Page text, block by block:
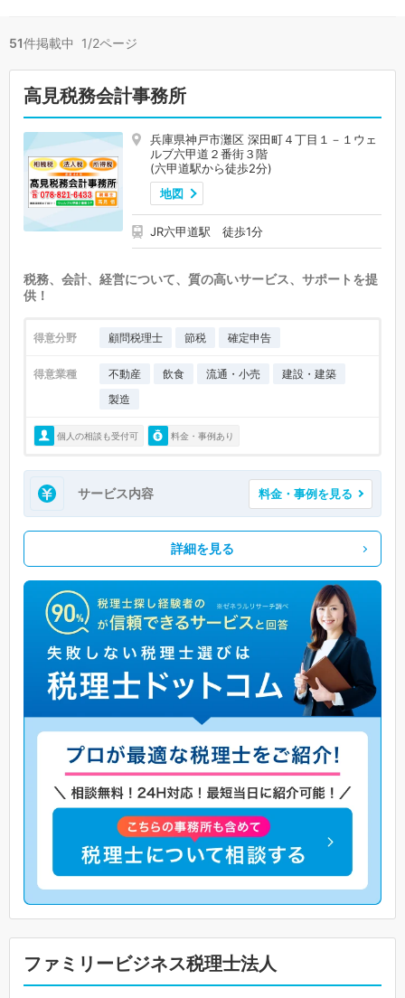
51件掲載中 1/2ページ
高見税務会計事務所
兵庫県神戸市灘区 深田町４丁目１－１ウェ
ルブ六甲道２番街３階
(六甲道駅から徒歩2分)
地図
JR六甲道駅 徒歩1分
税務、会計、経営について、質の高いサービス、サポートを提
供！
得意分野 顧問税理士 節税 確定申告
得意業種 不動産 飲食 流通・小売
建設・建築
製造
個人の相談も受付可 料金・事例あり
サービス内容 料金・事例を見る
詳細を見る
ファミリービジネス税理士法人